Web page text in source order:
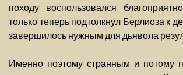
походу воспользовался
только теперь подтолкнул Берлиоза к
завершилось нужным для дьявола
Именно поэтому странным и потому